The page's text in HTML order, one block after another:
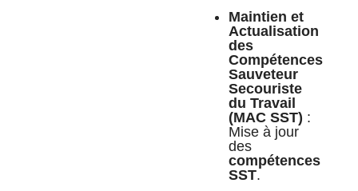
Maintien et
Actualisation
des
Compétences
Sauveteur
Secouriste
du Travail
(MAC SST) :
Mise à jour
des
compétences
SST.